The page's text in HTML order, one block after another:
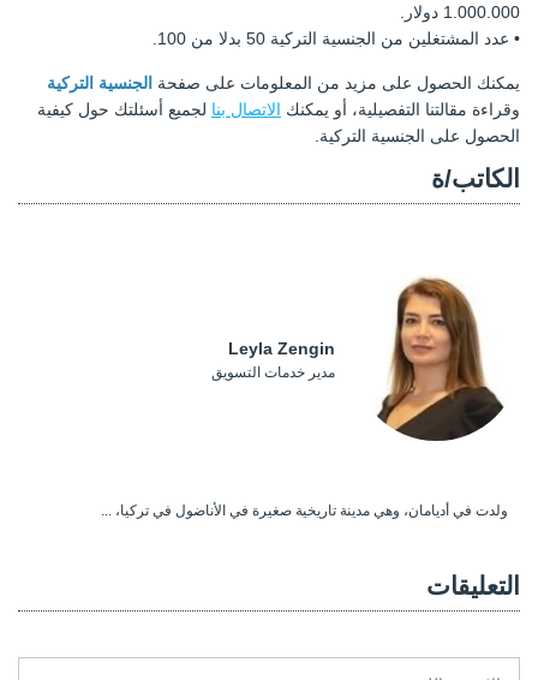
1.000.000 دولار.
• عدد المشتغلين من الجنسية التركية 50 بدلا من 100.
يمكنك الحصول على مزيد من المعلومات على صفحة الجنسية التركية
وقراءة مقالتنا التفصيلية، أو يمكنك الاتصال بنا لجميع أسئلتك حول كيفية
الحصول على الجنسية التركية.
الكاتب/ة
Leyla Zengin
مدير خدمات التسويق
ولدت في أديامان، وهي مدينة تاريخية صغيرة في الأناضول في تركيا، ...
التعليقات